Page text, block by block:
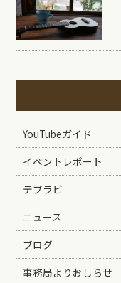
YouTubeガイド
イベントレポート
テブラビ
ニュース
ブログ
事務局よりおしらせ